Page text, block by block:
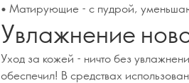
• Матирующие - с пудрой,
Увлажнение
Уход за кожей - ничто без
обеспечил! В средствах